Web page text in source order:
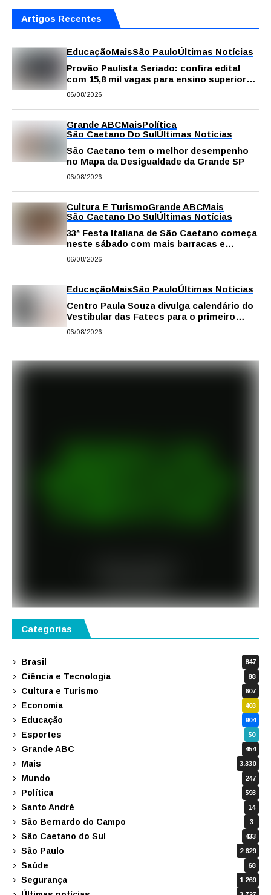
Artigos Recentes
EducaçãoMaisSão PauloÚltimas Notícias
Provão Paulista Seriado: confira edital
com 15,8 mil vagas para ensino superior
público
06/08/2026
Grande ABCMaisPolítica
São Caetano Do SulÚltimas Notícias
São Caetano tem o melhor desempenho
no Mapa da Desigualdade da Grande SP
06/08/2026
Cultura E TurismoGrande ABCMais
São Caetano Do SulÚltimas Notícias
33ª Festa Italiana de São Caetano começa
neste sábado com mais barracas e
novidades em decoração e atrações
06/08/2026
EducaçãoMaisSão PauloÚltimas Notícias
Centro Paula Souza divulga calendário do
Vestibular das Fatecs para o primeiro
semestre de 2027
06/08/2026
Categorias
Brasil 847
Ciência e Tecnologia 88
Cultura e Turismo 607
Economia 403
Educação 904
Esportes 50
Grande ABC 454
Mais 3.330
Mundo 247
Política 593
Santo André 14
São Bernardo do Campo 3
São Caetano do Sul 433
São Paulo 2.629
Saúde 68
Segurança 1.269